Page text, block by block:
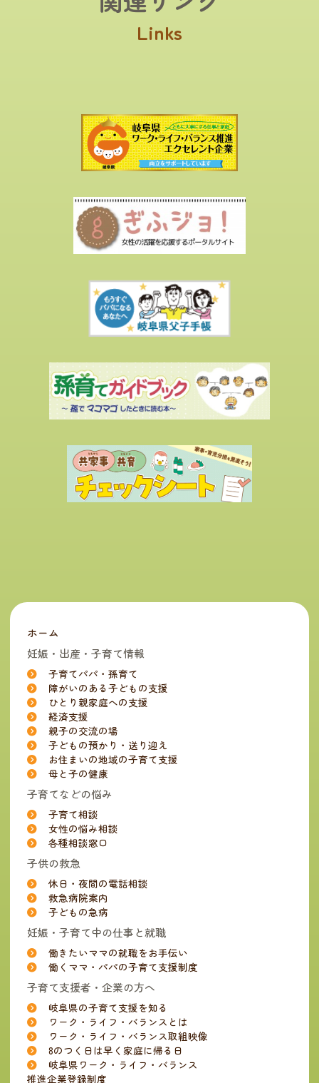
Links
ホーム
妊娠・出産・子育て情報
子育てパパ・孫育て
障がいのある子どもの支援
ひとり親家庭への支援
経済支援
親子の交流の場
子どもの預かり・送り迎え
お住まいの地域の子育て支援
母と子の健康
子育てなどの悩み
子育て相談
女性の悩み相談
各種相談窓口
子供の救急
休日・夜間の電話相談
救急病院案内
子どもの急病
妊娠・子育て中の仕事と就職
働きたいママの就職をお手伝い
働くママ・パパの子育て支援制度
子育て支援者・企業の方へ
岐阜県の子育て支援を知る
ワーク・ライフ・バランスとは
ワーク・ライフ・バランス取組映像
8のつく日は早く家庭に帰る日
岐阜県ワーク・ライフ・バランス
推進企業登録制度